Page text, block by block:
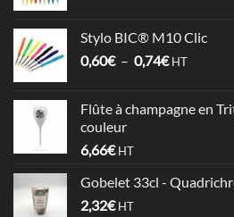
0,64€
à
Stylo BIC® M10 Clic
0,60€ – 0,74€Plage
0,60€
HT
Flûte à champagne en
couleur
6,66€ HT
Gobelet 33cl -
2,32€ HT